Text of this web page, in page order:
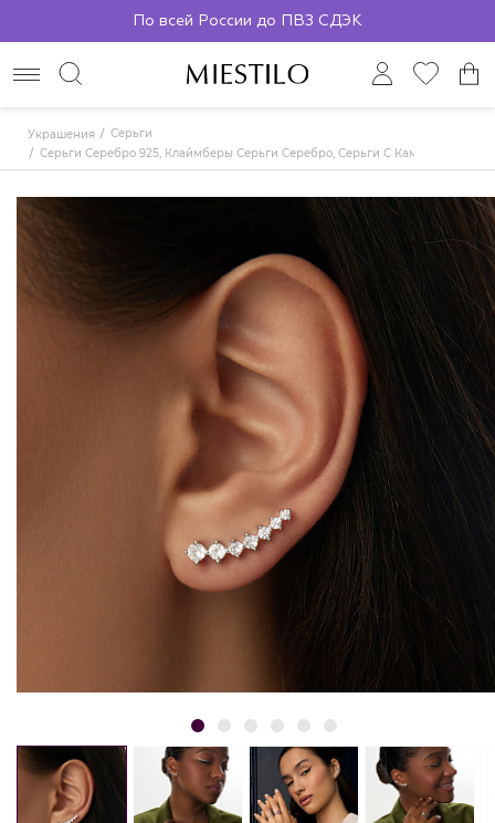
По всей России до ПВЗ СДЭК
Украшения
Серьги
Серьги Серебро 925, Клаймберы Серьги Серебро, Серьги С Камнем,